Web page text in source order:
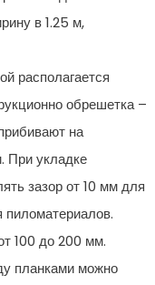
в 1.25 м,
располагается
обрешетка –
на
При укладке
зазор от 10 мм для
пиломатериалов.
100 до 200 мм.
планками можно